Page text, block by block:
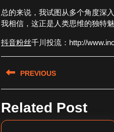
总的来说，我试图从多个角度深
我相信，这正是人类思维的独特魅
抖音粉丝千川投流：http://
文
章
导
航
PREVIOUS
post:
Related Post